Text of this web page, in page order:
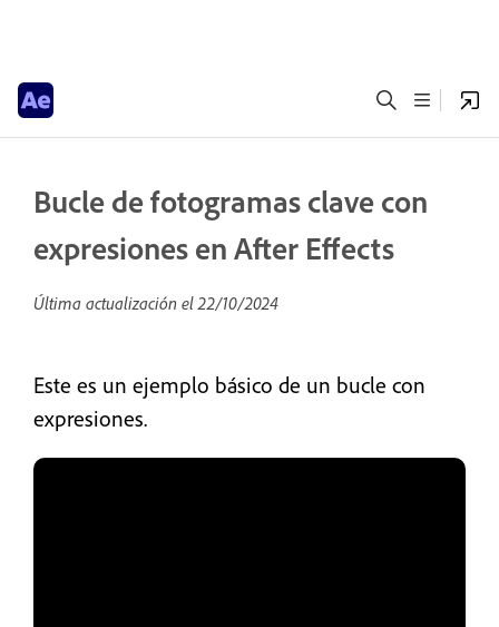
Bucle de fotogramas clave con
expresiones en After Effects
Última actualización el22/10/2024
Este es un ejemplo básico de un bucle con
expresiones.